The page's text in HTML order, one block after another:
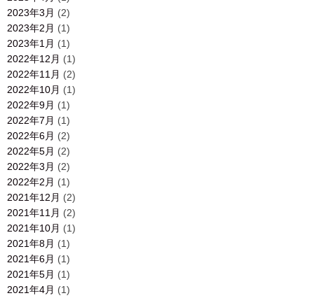
2023年3月 (2)
2023年2月 (1)
2023年1月 (1)
2022年12月 (1)
2022年11月 (2)
2022年10月 (1)
2022年9月 (1)
2022年7月 (1)
2022年6月 (2)
2022年5月 (2)
2022年3月 (2)
2022年2月 (1)
2021年12月 (2)
2021年11月 (2)
2021年10月 (1)
2021年8月 (1)
2021年6月 (1)
2021年5月 (1)
2021年4月 (1)